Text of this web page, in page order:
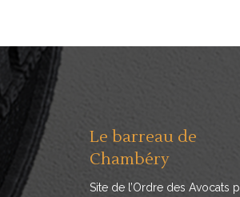
Le barreau de
Chambéry
Site de l’Ordre des Avocats